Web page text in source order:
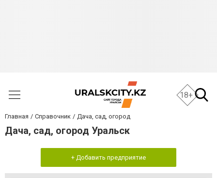
18+
Главная Справочник Дача, сад, огород
Дача, сад, огород Уральск
+ Добавить предприятие